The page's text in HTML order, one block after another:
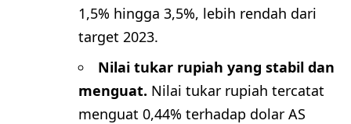
1,5% hingga 3,5%, lebih rendah dari
target 2023.
Nilai tukar rupiah yang stabil dan
menguat. Nilai tukar rupiah tercatat
menguat 0,44% terhadap dolar AS